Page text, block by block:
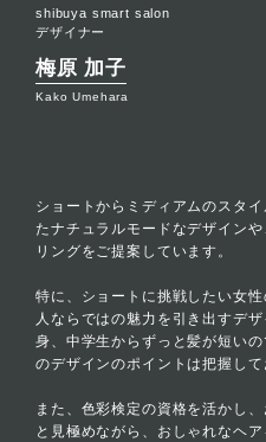
shibuya smart salon
デザイナー
梅原 加子
Kako Umehara
ショートからミディアムのスタ
たナチュラルモードなデザイン
リングをご提案しています。
特に、ショートに挑戦したい女
人ならではの魅力を引き出すデ
身、中学生からずっと髪が短い
のデザインのポイントは把握して
また、色彩検定の資格を活かし
と見極めながら、おしゃれなヘ